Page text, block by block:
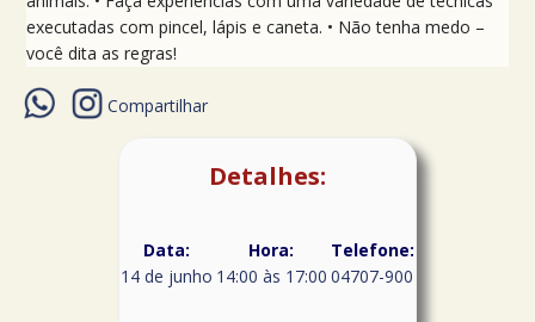
executadas com pincel, lápis e caneta. • Não tenha medo –
você dita as regras!
Compartilhar
Detalhes:
Data:
14 de junho
Hora:
14:00 às 17:00
Telefone:
04707-900